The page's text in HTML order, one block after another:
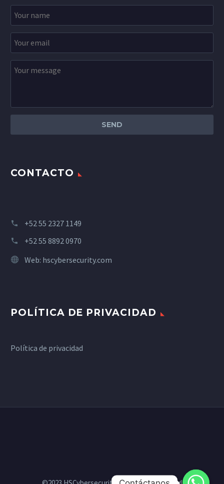
CONTACTO
+52 55 2327 1149
+52 55 8892 0970
Web: hscybersecurity.com
POLÍTICA DE PRIVACIDAD
Política de privacidad